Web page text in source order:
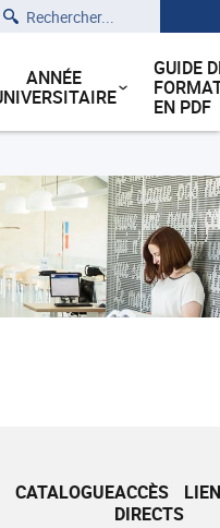
ANNÉE
GUIDE
EN PDF
CATALOGUEACCÈS
DIRECTS